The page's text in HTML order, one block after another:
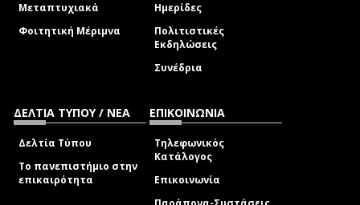
Μεταπτυχιακά
Φοιτητική Μέριμνα
Ημερίδες
Πολιτιστικές
Εκδηλώσεις
Συνέδρια
ΔΕΛΤΙΑ ΤΥΠΟΥ / ΝΕΑ
Δελτία Τύπου
Το πανεπιστήμιο στην
επικαιρότητα
ΕΠΙΚΟΙΝΩΝΙΑ
Τηλεφωνικός
Κατάλογος
Επικοινωνία